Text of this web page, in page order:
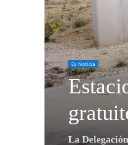
Es Noticia
La